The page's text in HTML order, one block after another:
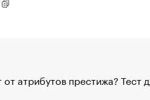
атрибутов престижа? Тест